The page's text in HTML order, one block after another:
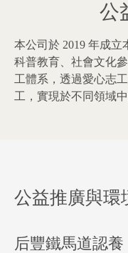
公
本公司於 2019 年成立
科普教育、社會文化
工體系，透過愛心志
工，實現於不同領域中
公益推廣與環
后豐鐵馬道認養